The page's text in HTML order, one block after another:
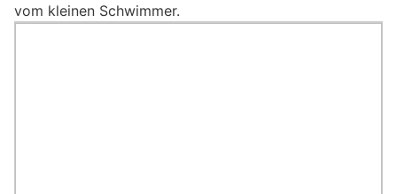
vom kleinen Schwimmer.